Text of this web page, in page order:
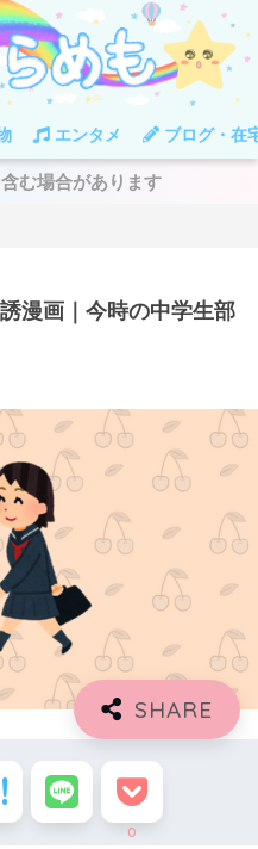
エンタメ ブログ・在
む場合があります
漫画｜今時の中学生部
0